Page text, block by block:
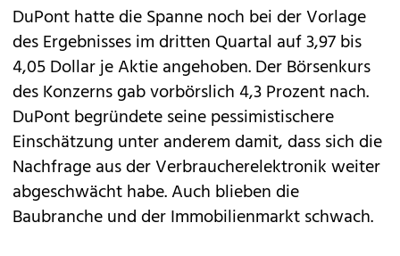
DuPont hatte die Spanne noch bei der Vorlage
des Ergebnisses im dritten Quartal auf 3,97 bis
4,05 Dollar je Aktie angehoben. Der Börsenkurs
des Konzerns gab vorbörslich 4,3 Prozent nach.
DuPont begründete seine pessimistischere
Einschätzung unter anderem damit, dass sich die
Nachfrage aus der Verbraucherelektronik weiter
abgeschwächt habe. Auch blieben die
Baubranche und der Immobilienmarkt schwach.